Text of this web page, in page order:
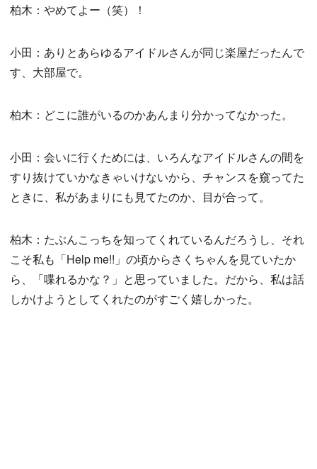
柏木：やめてよー（笑）！
小田：ありとあらゆるアイドルさんが同じ楽屋だったんで
す、大部屋で。
柏木：どこに誰がいるのかあんまり分かってなかった。
小田：会いに行くためには、いろんなアイドルさんの間を
すり抜けていかなきゃいけないから、チャンスを窺ってた
ときに、私があまりにも見てたのか、目が合って。
柏木：たぶんこっちを知ってくれているんだろうし、それ
こそ私も「Help me!!」の頃からさくちゃんを見ていたか
ら、「喋れるかな？」と思っていました。だから、私は話
しかけようとしてくれたのがすごく嬉しかった。